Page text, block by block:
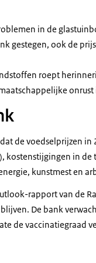
in de
gestegen, ook de
roept
de voedselprijzen
kostenstijgingen in
kunstmest en
rapport van de
De bank
de vaccinatiegraad